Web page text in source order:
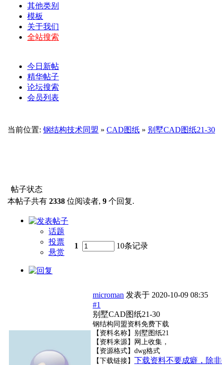
其他类别
模板
关于我们
全站搜索
今日新帖
精华帖子
论坛搜索
会员列表
当前位置: 钢结构技术同盟 » CAD图纸 » 别墅CAD图纸21-30
帖子状态
本帖子共有 2338 位阅读者, 9 个回复.
话题
投票
悬赏
1 10条记录
microman 发表于 2020-10-09 08:35
#1
别墅CAD图纸21-30
钢结构同盟资料免费下载
【资料名称】别墅图纸21
【资料来源】网上收集，
【资源格式】dwg格式
【下载链接】 下载资料不要成癖，除